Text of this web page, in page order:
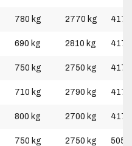
780 kg 2770 kg
690 kg 2810 kg
750 kg 2750 kg
710 kg 2790 kg
800 kg 2700 kg
750 kg 2750 kg